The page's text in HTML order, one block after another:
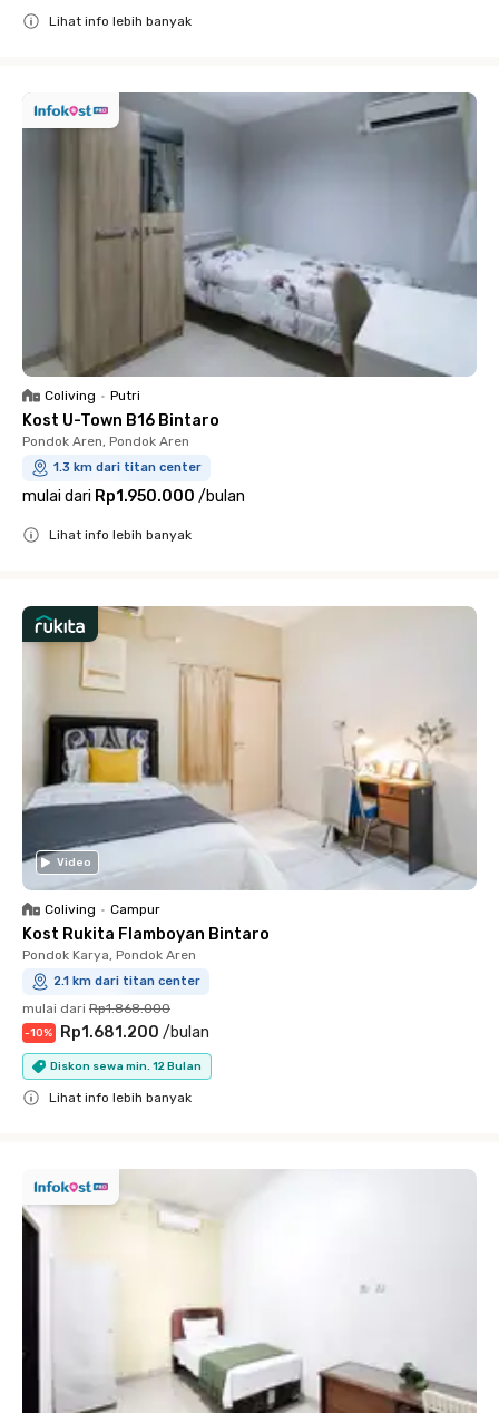
Lihat info lebih banyak
Coliving • Putri
Kost U-Town B16 Bintaro
Pondok Aren, Pondok Aren
1.3 km dari titan center
mulai dari Rp1.950.000 /bulan
Lihat info lebih banyak
Video
Coliving • Campur
Kost Rukita Flamboyan Bintaro
Pondok Karya, Pondok Aren
2.1 km dari titan center
mulai dari Rp1.868.000
-10% Rp1.681.200 /bulan
Diskon sewa min. 12 Bulan
Lihat info lebih banyak